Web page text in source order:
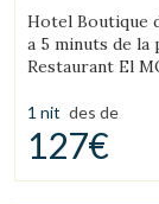
Hotel Boutique
a 5 minuts de la
Restaurant El
1 nit des de
127€